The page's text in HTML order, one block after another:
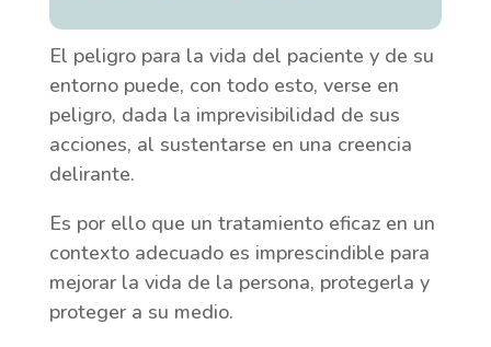
El peligro para la vida del paciente y de su
entorno puede, con todo esto, verse en
peligro, dada la imprevisibilidad de sus
acciones, al sustentarse en una creencia
delirante.
Es por ello que un tratamiento eficaz en un
contexto adecuado es imprescindible para
mejorar la vida de la persona, protegerla y
proteger a su medio.